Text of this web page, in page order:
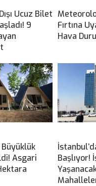
Ucuz Bilet
9
Fırtına
Hava
Asgari
Başlıyor!